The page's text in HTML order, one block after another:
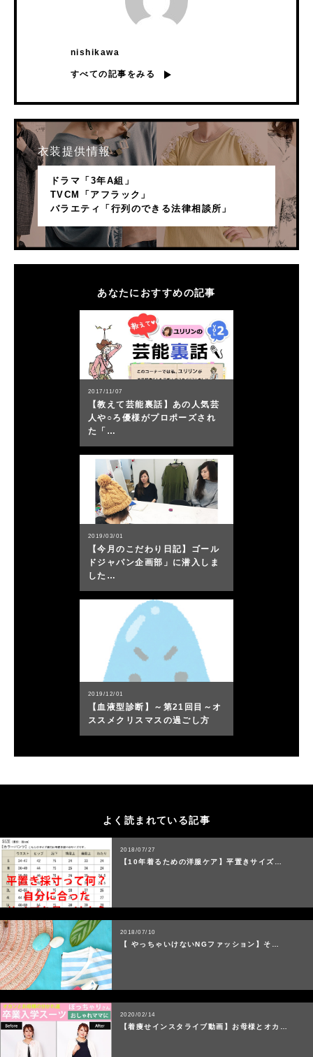
よく読まれている記事
2018/07/27
【10年着るための洋服ケア】平置きサイズ…
2018/07/10
【 やっちゃいけないNGファッション】そ…
2020/02/14
【着痩せインスタライブ動画】お母様とオカ…
nishikawa
すべての記事をみる
衣装提供情報
ドラマ「3年A組」
TVCM「アフラック」
バラエティ「行列のできる法律相談所」
あなたにおすすめの記事
2017/11/07
【教えて芸能裏話】あの人気芸
人や○ろ優様がプロポーズされ
た「…
2019/03/01
【今月のこだわり日記】ゴール
ドジャパン企画部」に潜入しま
した…
2019/12/01
【血液型診断】～第21回目～オ
ススメクリスマスの過ごし方